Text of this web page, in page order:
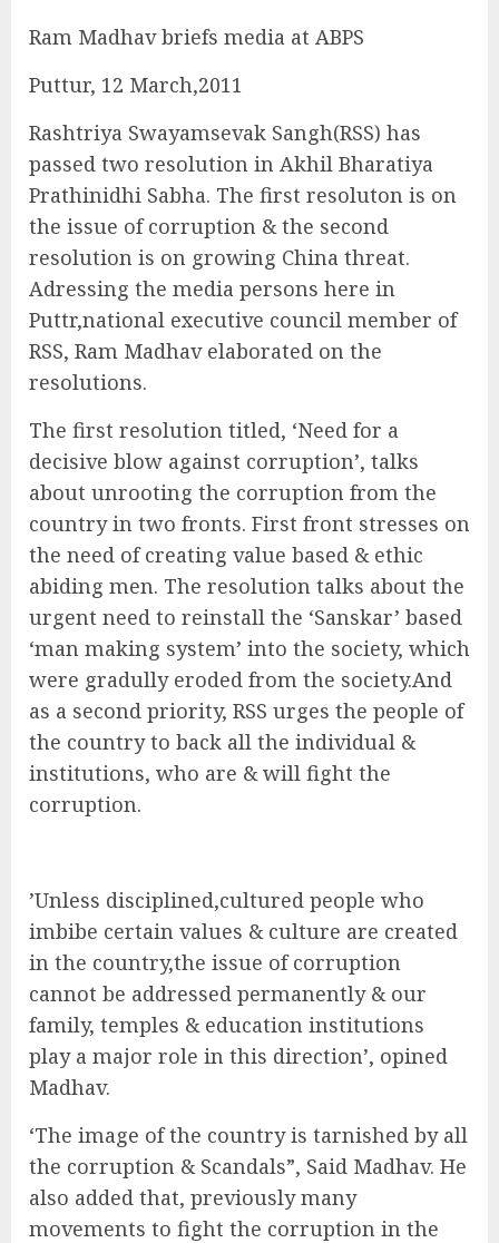
Ram Madhav briefs media at ABPS
Puttur, 12 March,2011
Rashtriya Swayamsevak Sangh(RSS) has
passed two resolution in Akhil Bharatiya
Prathinidhi Sabha. The first resoluton is on
the issue of corruption & the second
resolution is on growing China threat.
Adressing the media persons here in
Puttr,national executive council member of
RSS, Ram Madhav elaborated on the
resolutions.
The first resolution titled, ‘Need for a
decisive blow against corruption’, talks
about unrooting the corruption from the
country in two fronts. First front stresses on
the need of creating value based & ethic
abiding men. The resolution talks about the
urgent need to reinstall the ‘Sanskar’ based
‘man making system’ into the society, which
were gradully eroded from the society.And
as a second priority, RSS urges the people of
the country to back all the individual &
institutions, who are & will fight the
corruption.
‎’Unless disciplined,cultured people who
imbibe certain values & culture are created
in the country,the issue of corruption
cannot be addressed permanently & our
family, temples & education institutions
play a major role in this direction’, opined
Madhav.
‘The image of the country is tarnished by all
the corruption & Scandals”, Said Madhav. He
also added that, previously many
movements to fight the corruption in the